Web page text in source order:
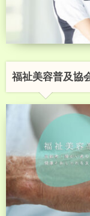
福祉美容普及協